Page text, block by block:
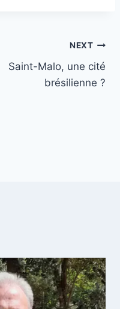
NEXT
Saint-Malo, une cité
brésilienne ?